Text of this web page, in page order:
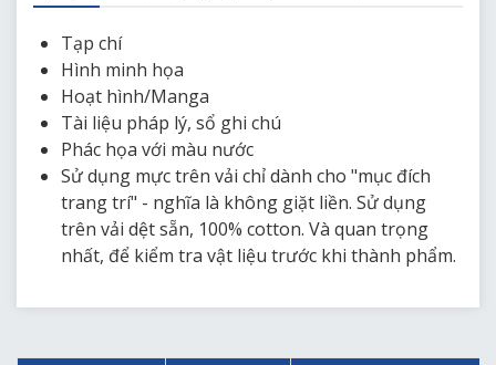
Tạp chí
Hình minh họa
Hoạt hình/Manga
Tài liệu pháp lý, sổ ghi chú
Phác họa với màu nước
Sử dụng mực trên vải chỉ dành cho "mục đích
trang trí" - nghĩa là không giặt liền. Sử dụng
trên vải dệt sẵn, 100% cotton. Và quan trọng
nhất, để kiểm tra vật liệu trước khi thành phẩm.